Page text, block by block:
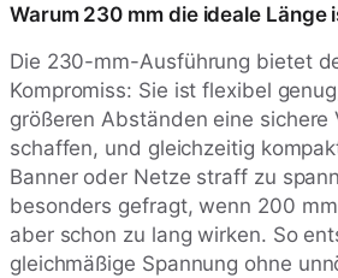
Warum 230 mm die ideale Länge
Die 230-mm-Ausführung bietet
Kompromiss: Sie ist flexibel
größeren Abständen eine sichere
schaffen, und gleichzeitig
Banner oder Netze straff zu
besonders gefragt, wenn 200
aber schon zu lang wirken. So
gleichmäßige Spannung ohne